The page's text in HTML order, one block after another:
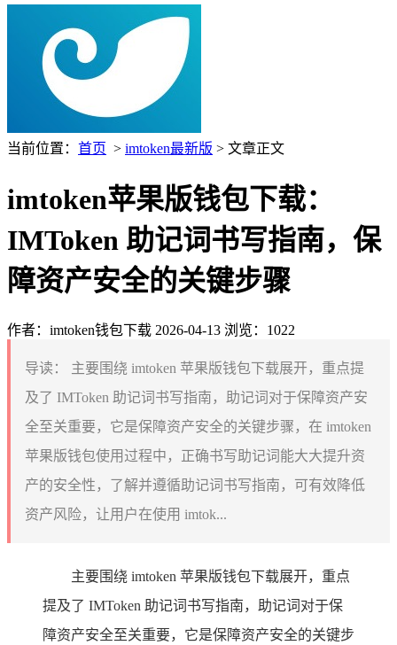
当前位置： 首页 > imtoken最新版 > 文章正文
imtoken苹果版钱包下载：
IMToken 助记词书写指南，保
障资产安全的关键步骤
作者：imtoken钱包下载 2026-04-13 浏览：1022
导读：
主要围绕 imtoken 苹果版钱包下载展开，重点提
及了 IMToken 助记词书写指南，助记词对于保障资产安
全至关重要，它是保障资产安全的关键步骤，在 imtoken
苹果版钱包使用过程中，正确书写助记词能大大提升资
产的安全性，了解并遵循助记词书写指南，可有效降低
资产风险，让用户在使用 imtok...
主要围绕 imtoken 苹果版钱包下载展开，重点
提及了 IMToken 助记词书写指南，助记词对于保
障资产安全至关重要，它是保障资产安全的关键步